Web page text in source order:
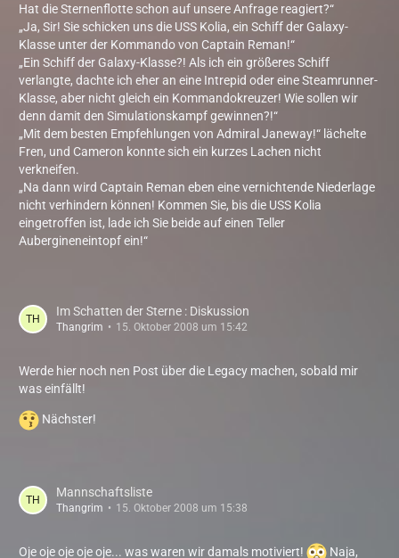
Hat die Sternenflotte schon auf unsere Anfrage reagiert?“
„Ja, Sir! Sie schicken uns die USS Kolia, ein Schiff der Galaxy-
Klasse unter der Kommando von Captain Reman!“
„Ein Schiff der Galaxy-Klasse?! Als ich ein größeres Schiff
verlangte, dachte ich eher an eine Intrepid oder eine Steamrunner-
Klasse, aber nicht gleich ein Kommandokreuzer! Wie sollen wir
denn damit den Simulationskampf gewinnen?!“
„Mit dem besten Empfehlungen von Admiral Janeway!“ lächelte
Fren, und Cameron konnte sich ein kurzes Lachen nicht
verkneifen.
„Na dann wird Captain Reman eben eine vernichtende Niederlage
nicht verhindern können! Kommen Sie, bis die USS Kolia
eingetroffen ist, lade ich Sie beide auf einen Teller
Aubergineneintopf ein!“
Im Schatten der Sterne : Diskussion
Thangrim 15. Oktober 2008 um 15:42
Werde hier noch nen Post über die Legacy machen, sobald mir
was einfällt!
Nächster!
Mannschaftsliste
Thangrim 15. Oktober 2008 um 15:38
Oje oje oje oje oje... was waren wir damals motiviert!
Naja,